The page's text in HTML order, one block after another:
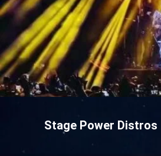
Stage Power Distros